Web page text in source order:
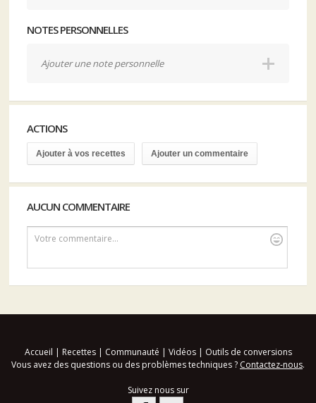
NOTES PERSONNELLES
Ajouter une note personnelle
ACTIONS
Ajouter à vos recettes Ajouter un commentaire
AUCUN COMMENTAIRE
Votre commentaire...
Accueil | Recettes| Communauté | Vidéos| Outils de conversions
Vous avez des questions ou des problèmes techniques ? Contactez-nous.
Suivez nous sur